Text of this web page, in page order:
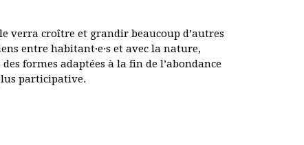
verra croître et grandir beaucoup d’autres
entre habitant·e·s et avec la nature,
formes adaptées à la fin de l’abondance
participative.